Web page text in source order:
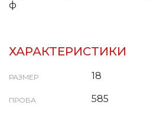
ф
ХАРАКТЕРИСТИКИ
РАЗМЕР 18
ПРОБА 585